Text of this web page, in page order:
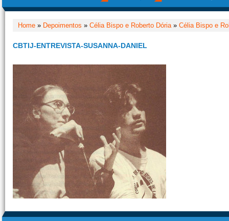
Home » Depoimentos » Célia Bispo e Roberto Dória» Célia Bispo e
CBTIJ-ENTREVISTA-SUSANNA-DANIEL